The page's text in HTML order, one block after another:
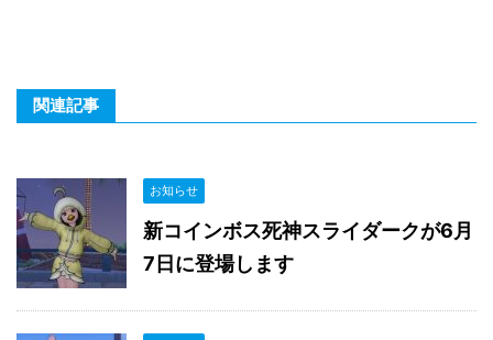
関連記事
お知らせ
新コインボス死神スライダークが6月
7日に登場します